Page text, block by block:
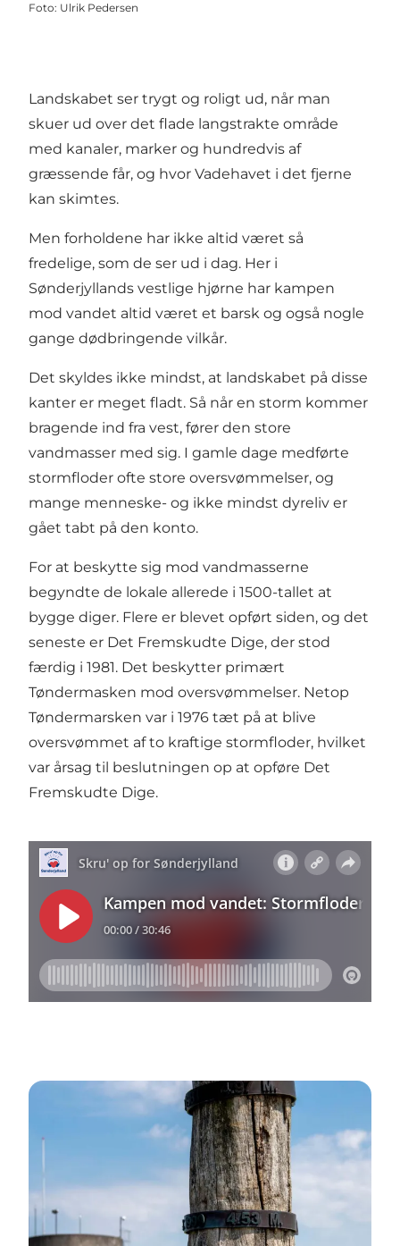
Foto: Ulrik Pedersen
Landskabet ser trygt og roligt ud, når man
skuer ud over det flade langstrakte område
med kanaler, marker og hundredvis af
græssende får, og hvor Vadehavet i det fjerne
kan skimtes.
Men forholdene har ikke altid været så
fredelige, som de ser ud i dag. Her i
Sønderjyllands vestlige hjørne har kampen
mod vandet altid været et barsk og også nogle
gange dødbringende vilkår.
Det skyldes ikke mindst, at landskabet på disse
kanter er meget fladt. Så når en storm kommer
bragende ind fra vest, fører den store
vandmasser med sig. I gamle dage medførte
stormfloder ofte store oversvømmelser, og
mange menneske- og ikke mindst dyreliv er
gået tabt på den konto.
For at beskytte sig mod vandmasserne
begyndte de lokale allerede i 1500-tallet at
bygge diger. Flere er blevet opført siden, og det
seneste er Det Fremskudte Dige, der stod
færdig i 1981. Det beskytter primært
Tøndermasken mod oversvømmelser. Netop
Tøndermarsken var i 1976 tæt på at blive
oversvømmet af to kraftige stormfloder, hvilket
var årsag til beslutningen op at opføre Det
Fremskudte Dige.